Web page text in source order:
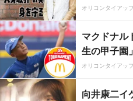
オリコンタイアッ
マクドナル
生の甲子園」
オリコンタイアッ
向井康二イ